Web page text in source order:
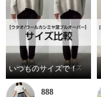
いつものサイズで！
888